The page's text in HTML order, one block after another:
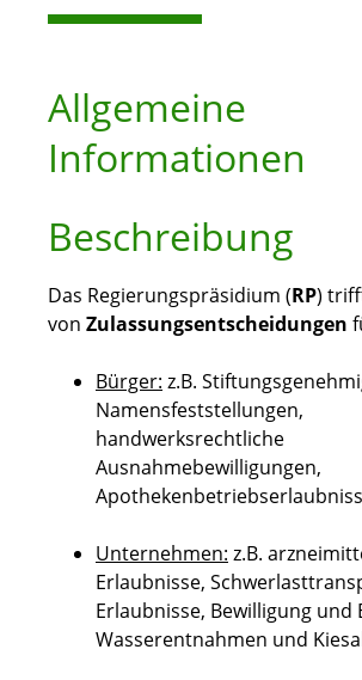
Allgemeine
Informationen
Beschreibung
Das Regierungspräsidium (RP)
von Zulassungsentscheidungen
Bürger: z.B.
Namensfeststellungen,
handwerksrechtliche
Ausnahmebewilligungen,
Unternehmen: z.B.
Erlaubnisse,
Erlaubnisse, Bewilligung und
Wasserentnahmen und